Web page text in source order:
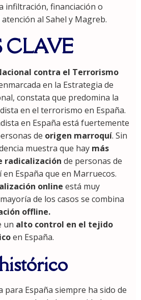
infiltración, financiación o
al Sahel y Magreb.
CLAVE
contra el Terrorismo
en la Estrategia de
constata que predomina la
en el terrorismo en España.
en España está fuertemente
de origen marroquí. Sin
muestra que hay más
radicalización de personas de
España que en Marruecos.
online está muy
de los casos se combina
offline.
un alto control en el tejido
en España.
España siempre ha sido de